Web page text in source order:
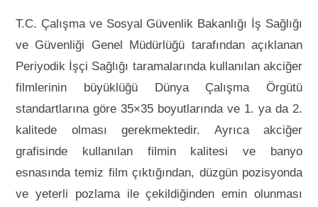
T.C. Çalışma ve Sosyal Güvenlik Bakanlığı İş Sağlığı
ve Güvenliği Genel Müdürlüğü tarafından açıklanan
Periyodik İşçi Sağlığı taramalarında kullanılan akciğer
filmlerinin büyüklüğü Dünya Çalışma Örgütü
standartlarına göre 35×35 boyutlarında ve 1. ya da 2.
kalitede olması gerekmektedir. Ayrıca akciğer
grafisinde kullanılan filmin kalitesi ve banyo
esnasında temiz film çıktığından, düzgün pozisyonda
ve yeterli pozlama ile çekildiğinden emin olunması